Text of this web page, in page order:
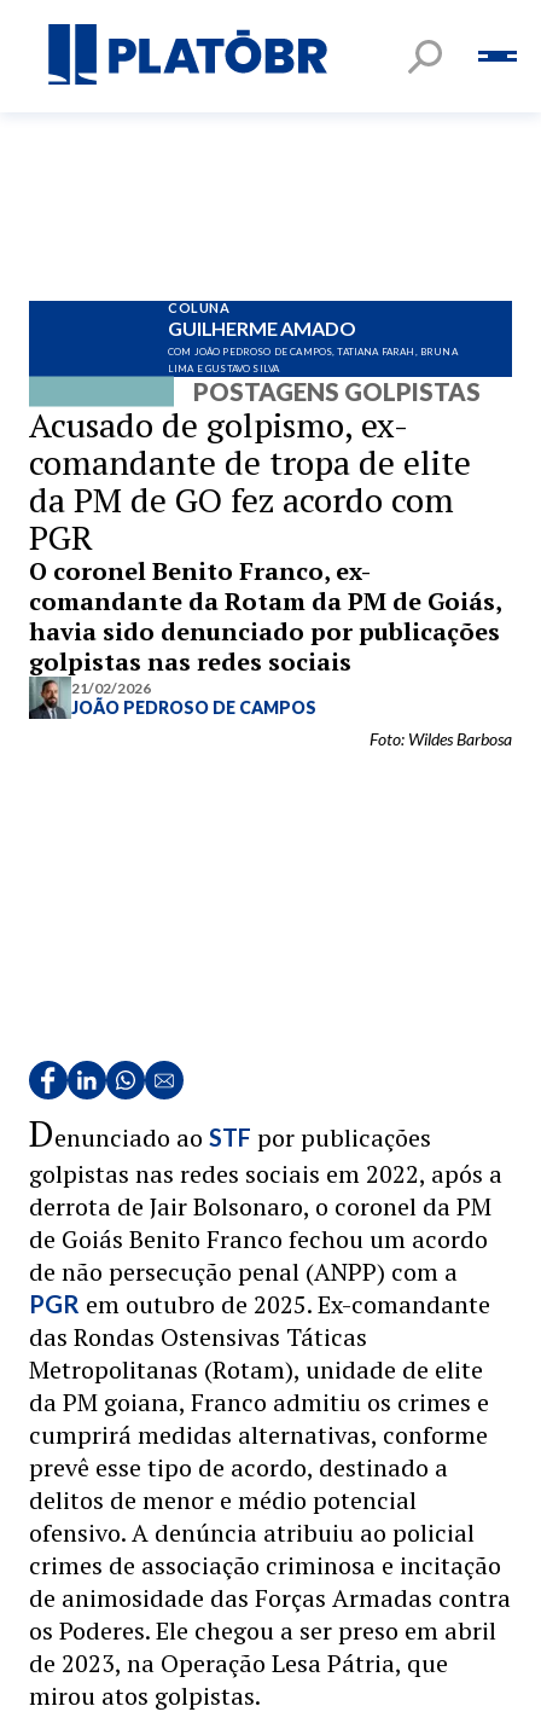
COLUNA
GUILHERME AMADO
COM JOÃO PEDROSO DE CAMPOS, TATIANA FARAH, BRUNA
LIMA E GUSTAVO SILVA
POSTAGENS GOLPISTAS
Acusado de golpismo, ex-
comandante de tropa de elite
da PM de GO fez acordo com
PGR
O coronel Benito Franco, ex-
comandante da Rotam da PM de Goiás,
havia sido denunciado por publicações
golpistas nas redes sociais
21/02/2026
JOÃO PEDROSO DE CAMPOS
Foto: Wildes Barbosa
Denunciado ao STF por publicações
golpistas nas redes sociais em 2022, após a
derrota de Jair Bolsonaro, o coronel da PM
de Goiás Benito Franco fechou um acordo
de não persecução penal (ANPP) com a
PGR em outubro de 2025. Ex-comandante
das Rondas Ostensivas Táticas
Metropolitanas (Rotam), unidade de elite
da PM goiana, Franco admitiu os crimes e
cumprirá medidas alternativas, conforme
prevê esse tipo de acordo, destinado a
delitos de menor e médio potencial
ofensivo. A denúncia atribuiu ao policial
crimes de associação criminosa e incitação
de animosidade das Forças Armadas contra
os Poderes. Ele chegou a ser preso em abril
de 2023, na Operação Lesa Pátria, que
mirou atos golpistas.